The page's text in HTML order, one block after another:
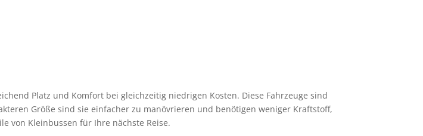
Platz und Komfort bei gleichzeitig niedrigen Kosten. Diese Fahrzeuge sind
Größe sind sie einfacher zu manövrieren und benötigen weniger Kraftstoff,
von Kleinbussen für Ihre nächste Reise.